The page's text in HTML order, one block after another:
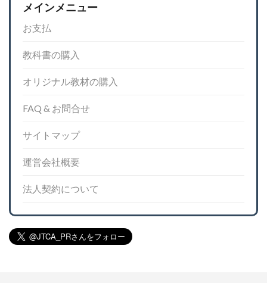
メインメニュー
お支払
教科書の購入
オリジナル教材の購入
FAQ & お問合せ
サイトマップ
運営会社概要
法人契約について